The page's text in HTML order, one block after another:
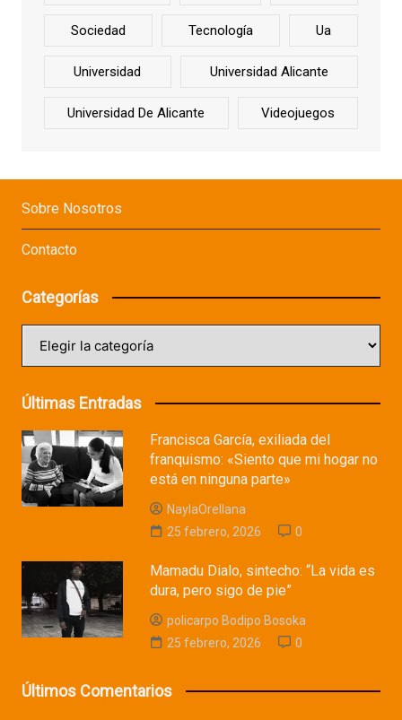
Sociedad Tecnología Ua
Universidad Universidad Alicante
Universidad De Alicante Videojuegos
Sobre Nosotros
Contacto
Categorías
Últimas Entradas
Francisca García, exiliada del
franquismo: «Siento que mi hogar no
está en ninguna parte»
NaylaOrellana
25 febrero, 2026
0
Mamadu Dialo, sintecho: “La vida es
dura, pero sigo de pie”
policarpo Bodipo Bosoka
25 febrero, 2026
0
Últimos Comentarios